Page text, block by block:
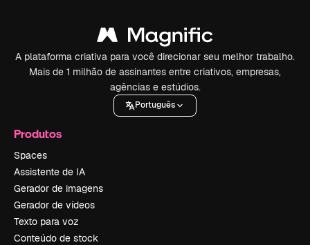
A plataforma criativa para você direcionar seu melhor trabalho.
Mais de 1 milhão de assinantes entre criativos, empresas,
agências e estúdios.
Português
Produtos
Spaces
Assistente de IA
Gerador de imagens
Gerador de vídeos
Texto para voz
Conteúdo de stock